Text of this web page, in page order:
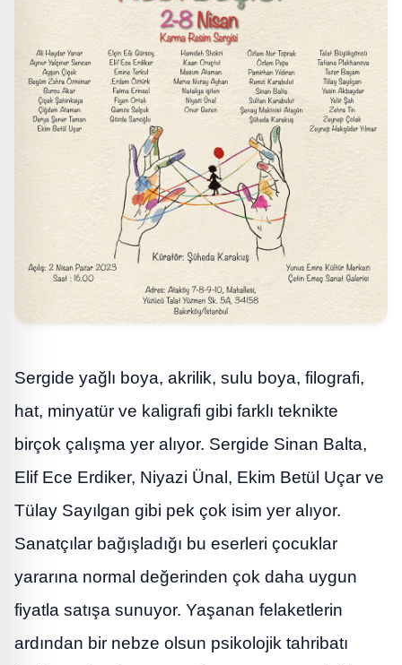
Sergide yağlı boya, akrilik, sulu boya, filografi,
hat, minyatür ve kaligrafi gibi farklı teknikte
birçok çalışma yer alıyor. Sergide Sinan Balta,
Elif Ece Erdiker, Niyazi Ünal, Ekim Betül Uçar ve
Tülay Sayılgan gibi pek çok isim yer alıyor.
Sanatçılar bağışladığı bu eserleri çocuklar
yararına normal değerinden çok daha uygun
fiyatla satışa sunuyor. Yaşanan felaketlerin
ardından bir nebze olsun psikolojik tahribatı